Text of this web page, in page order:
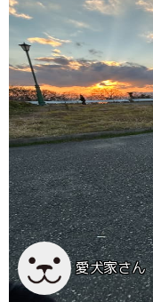
愛犬家さん